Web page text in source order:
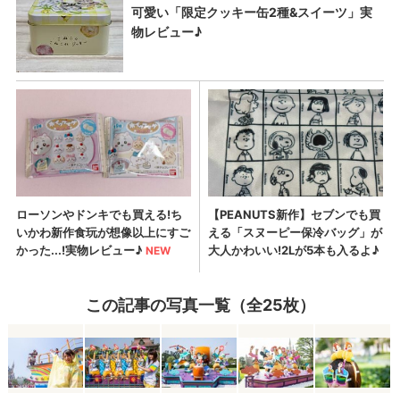
この記事の写真一覧（全25枚）